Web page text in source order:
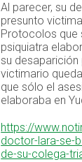
Al parecer, su
presunto
Protocolos que
psiquiatra
su desaparición
victimario
que sólo el
elaboraba en
https://
doctor-lara-se-
de-su-colega-